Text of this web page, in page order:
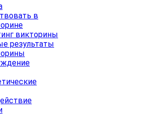
в
викторины
результаты